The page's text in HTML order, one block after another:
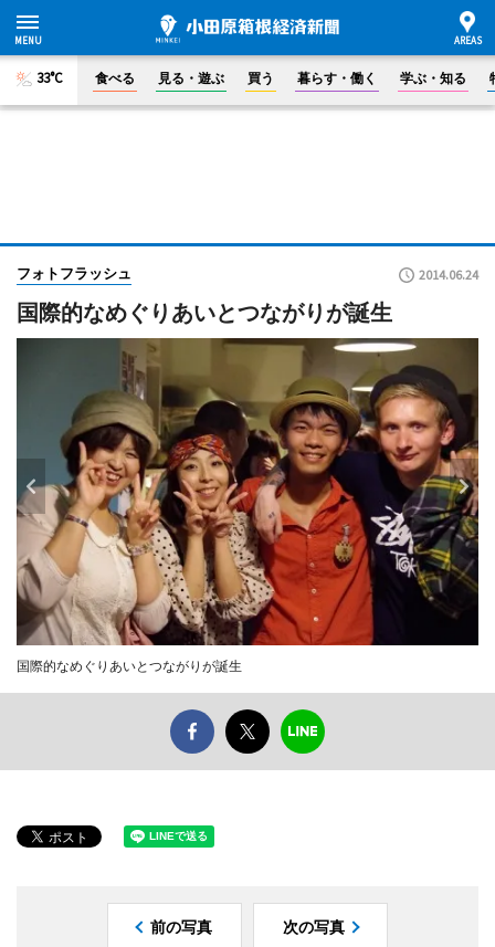
33°C 食べる 見る・遊ぶ 買う 暮らす・働く 学ぶ・知る
フォトフラッシュ 2014.06.24
国際的なめぐりあいとつながりが誕生
国際的なめぐりあいとつながりが誕生
前の写真 次の写真